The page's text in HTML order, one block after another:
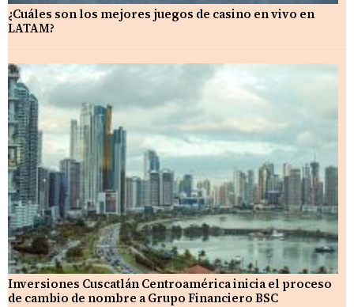
¿Cuáles son los mejores juegos de casino en vivo en
LATAM?
Inversiones Cuscatlán Centroamérica inicia el proceso
de cambio de nombre a Grupo Financiero BSC